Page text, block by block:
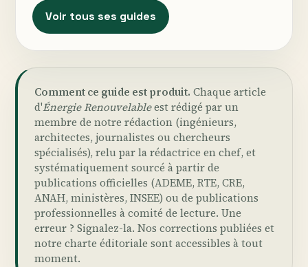
Voir tous ses guides
Comment ce guide est produit. Chaque article
d'Énergie Renouvelableest rédigé par un
membre de notre rédaction (ingénieurs,
architectes, journalistes ou chercheurs
spécialisés), relu par la rédactrice en chef, et
systématiquement sourcé à partir de
publications officielles (ADEME, RTE, CRE,
ANAH, ministères, INSEE) ou de publications
professionnelles à comité de lecture. Une
erreur ? Signalez-la. Nos corrections publiées et
notre charte éditoriale sont accessibles à tout
moment.